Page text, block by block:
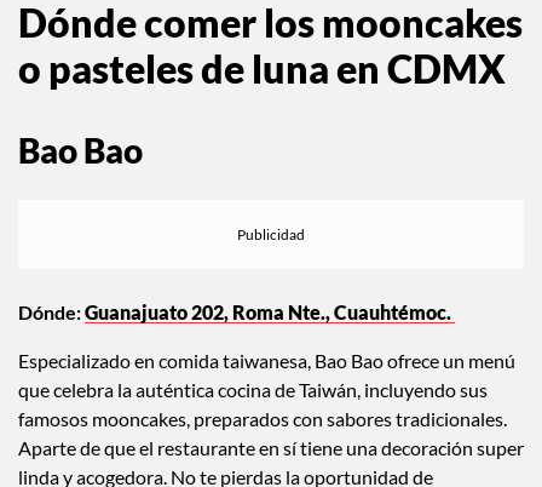
Dónde comer los mooncakes
o pasteles de luna en CDMX
Bao Bao
Especializado en comida taiwanesa, Bao Bao ofrece un menú
que celebra la auténtica cocina de Taiwán, incluyendo sus
famosos mooncakes, preparados con sabores tradicionales.
Aparte de que el restaurante en sí tiene una decoración super